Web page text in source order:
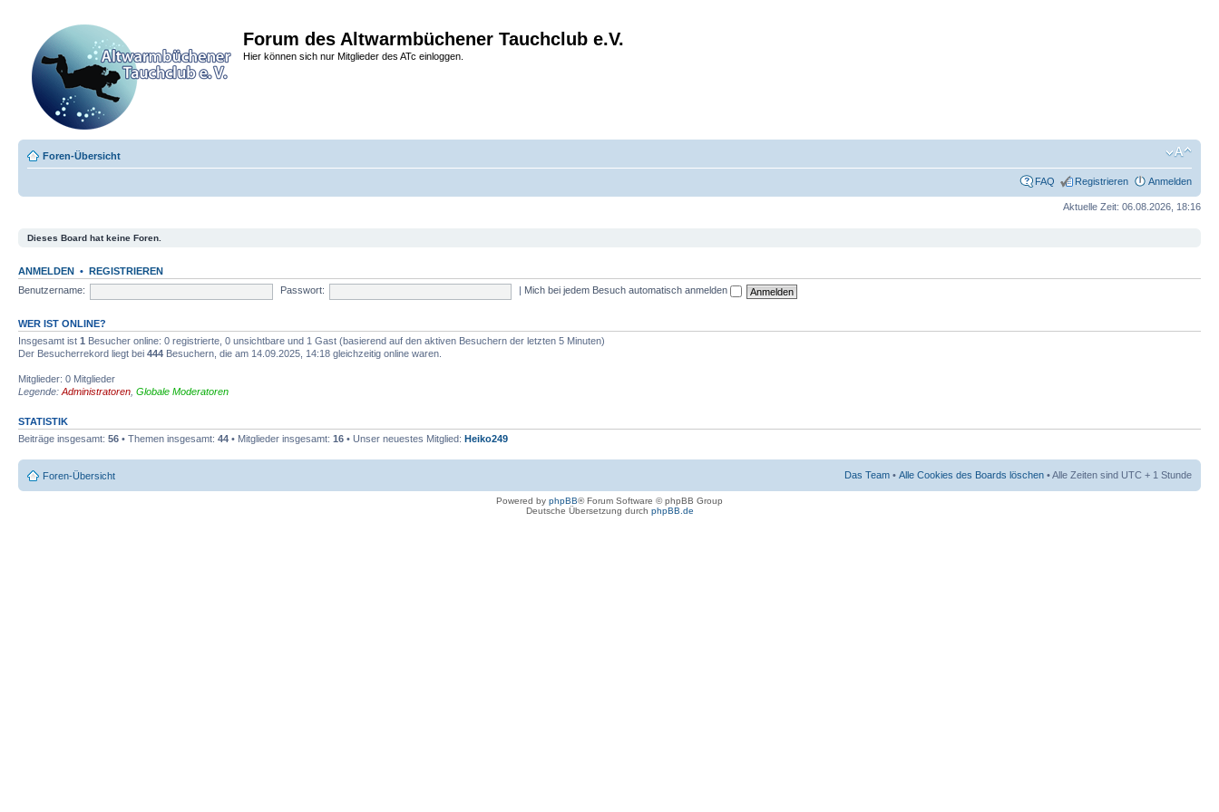
Forum des Altwarmbüchener Tauchclub e.V.
Hier können sich nur Mitglieder des ATc einloggen.
Foren-Übersicht
FAQ Registrieren Anmelden
Aktuelle Zeit: 06.08.2026, 18:16
Dieses Board hat keine Foren.
ANMELDEN • REGISTRIEREN
Benutzername:
Passwort: Mich bei jedem Besuch automatisch anmelden
WER IST ONLINE?
Insgesamt ist 1 Besucher online: 0 registrierte, 0 unsichtbare und 1 Gast (basierend auf den aktiven Besuchern der letzten 5 Minuten)
Der Besucherrekord liegt bei 444 Besuchern, die am 14.09.2025, 14:18 gleichzeitig online waren.
Mitglieder: 0 Mitglieder
Legende: Administratoren Globale Moderatoren
STATISTIK
Beiträge insgesamt: 56 • Themen insgesamt: 44 • Mitglieder insgesamt: 16 • Unser neuestes Mitglied: Heiko249
Foren-Übersicht Das Team • Alle Cookies des Boards löschen • Alle Zeiten sind UTC + 1 Stunde
Powered by phpBB® Forum Software © phpBB Group
Deutsche Übersetzung durch phpBB.de